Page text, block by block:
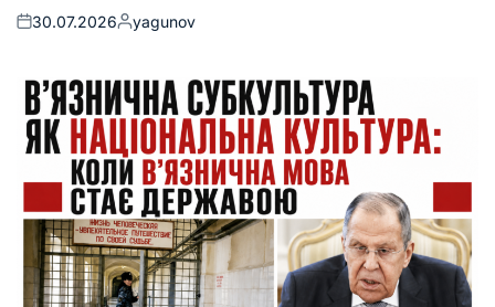
30.07.2026 yagunov